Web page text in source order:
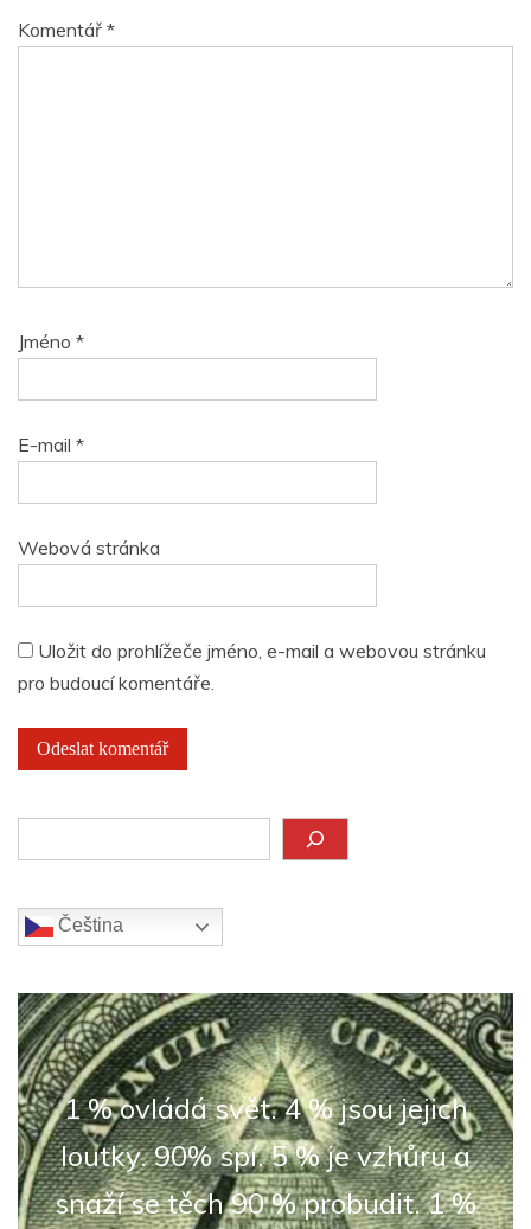
Komentář *
Jméno *
E-mail *
Webová stránka
Uložit do prohlížeče jméno, e-mail a webovou stránku
pro budoucí komentáře.
Čeština‎
1 % ovládá svět. 4 % jsou jejich
loutky. 90% spí. 5 % je vzhůru a
snaží se těch 90 % probudit. 1 %